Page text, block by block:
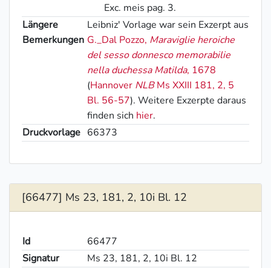
Exc. meis pag. 3.
Längere
Bemerkungen
Leibniz' Vorlage war sein Exzerpt aus
G._Dal Pozzo, Maraviglie heroiche
del sesso donnesco memorabilie
nella duchessa Matilda, 1678
(Hannover NLBMs XXIII 181, 2, 5
Bl. 56-57). Weitere Exzerpte daraus
finden sich hier.
Druckvorlage 66373
[66477] Ms 23, 181, 2, 10i Bl. 12
Id
66477
Signatur
Ms 23, 181, 2, 10i Bl. 12